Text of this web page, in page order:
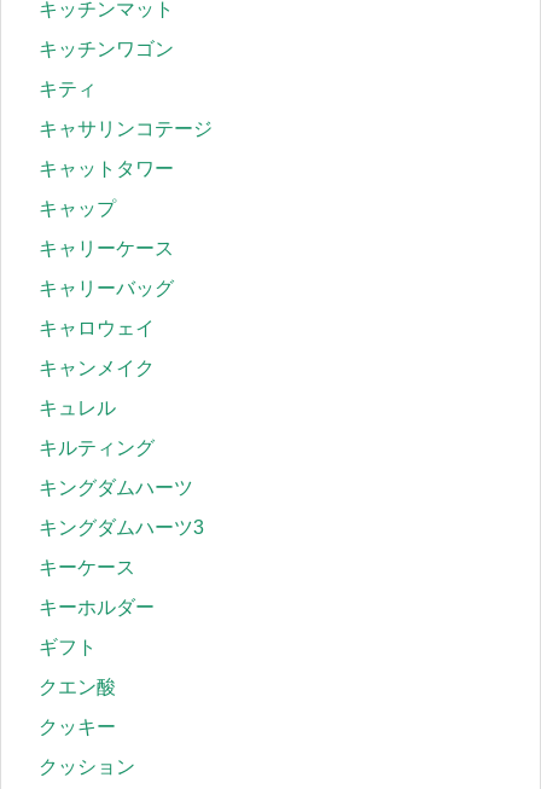
キッチンマット
キッチンワゴン
キティ
キャサリンコテージ
キャットタワー
キャップ
キャリーケース
キャリーバッグ
キャロウェイ
キャンメイク
キュレル
キルティング
キングダムハーツ
キングダムハーツ3
キーケース
キーホルダー
ギフト
クエン酸
クッキー
クッション